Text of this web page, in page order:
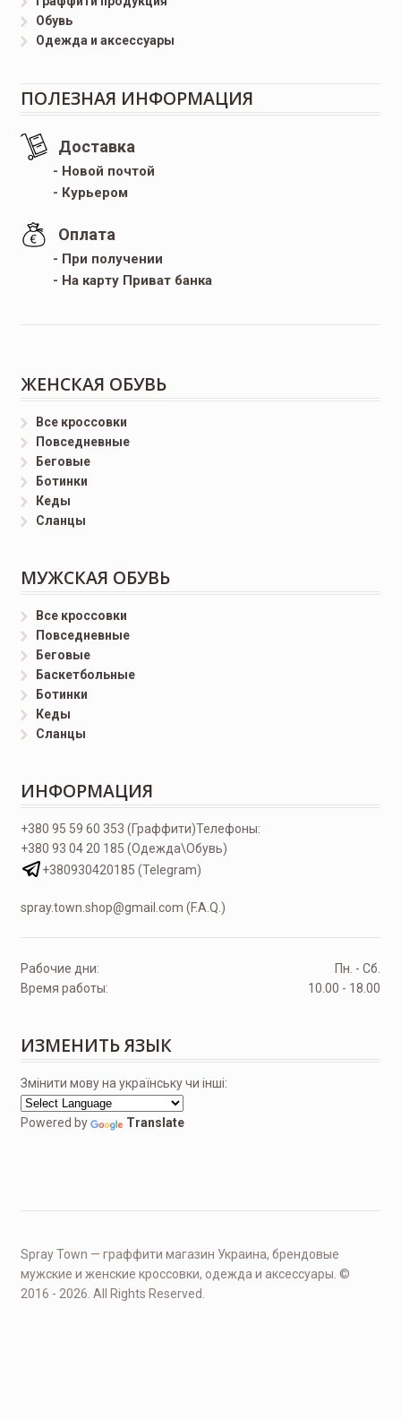
Обувь
Одежда и аксессуары
ПОЛЕЗНАЯ ИНФОРМАЦИЯ
Доставка
- Новой почтой
- Курьером
Оплата
- При получении
- На карту Приват банка
ЖЕНСКАЯ ОБУВЬ
Все кроссовки
Повседневные
Беговые
Ботинки
Кеды
Сланцы
МУЖСКАЯ ОБУВЬ
Все кроссовки
Повседневные
Беговые
Баскетбольные
Ботинки
Кеды
Сланцы
ИНФОРМАЦИЯ
Телефоны:
+380 95 59 60 353 (Граффити)
+380 93 04 20 185 (Одежда\Обувь)
+380930420185 (Telegram)
spray.town.shop@gmail.com (F.A.Q.)
Рабочие дни:
Пн. - Сб.
Время работы:
10.00 - 18.00
ИЗМЕНИТЬ ЯЗЫК
Змінити мову на українську чи інші:
Powered by Translate
Spray Town — граффити магазин Украина, брендовые
мужские и женские кроссовки, одежда и аксессуары. ©
2016 - 2026. All Rights Reserved.